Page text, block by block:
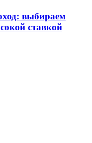
выбираем
ставкой